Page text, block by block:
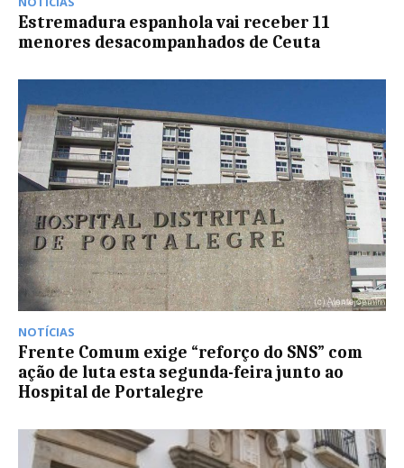
Estremadura espanhola vai receber 11
menores desacompanhados de Ceuta
NOTÍCIAS
Frente Comum exige “reforço do SNS” com
ação de luta esta segunda-feira junto ao
Hospital de Portalegre